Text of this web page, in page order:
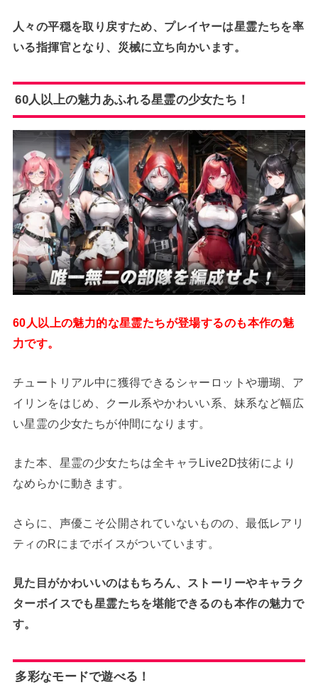
人々の平穏を取り戻すため、プレイヤーは星霊たちを率
いる指揮官となり、災械に立ち向かいます。
60人以上の魅力あふれる星霊の少女たち！
60人以上の魅力的な星霊たちが登場するのも本作の魅
力です。
チュートリアル中に獲得できるシャーロットや珊瑚、ア
イリンをはじめ、クール系やかわいい系、妹系など幅広
い星霊の少女たちが仲間になります。
また本、星霊の少女たちは全キャラLive2D技術により
なめらかに動きます。
さらに、声優こそ公開されていないものの、最低レアリ
ティのRにまでボイスがついています。
見た目がかわいいのはもちろん、ストーリーやキャラク
ターボイスでも星霊たちを堪能できるのも本作の魅力で
す。
多彩なモードで遊べる！